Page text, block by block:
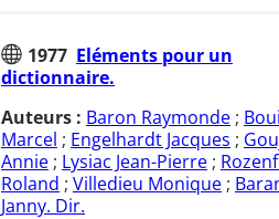
1977 Eléments pour un
dictionnaire.
Auteurs : Baron Raymonde ;
Marcel ; Engelhardt Jacques ;
Annie ; Lysiac Jean-Pierre ;
Roland ; Villedieu Monique ;
Janny. Dir.